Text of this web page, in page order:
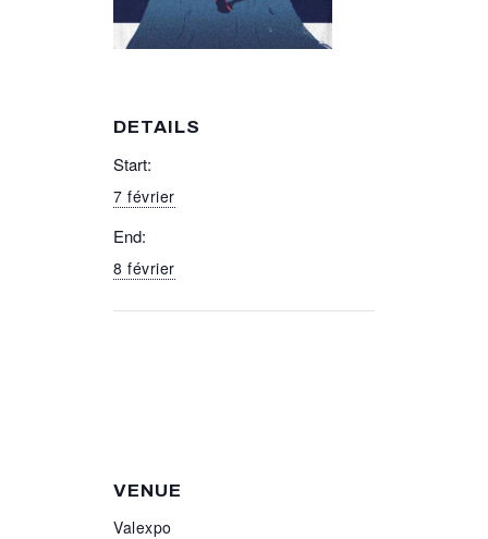
DETAILS
Start:
7 février
End:
8 février
VENUE
Valexpo